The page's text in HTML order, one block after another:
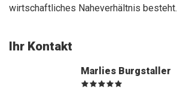
wirtschaftliches Naheverhältnis besteht.
Ihr Kontakt
Marlies Burgstaller